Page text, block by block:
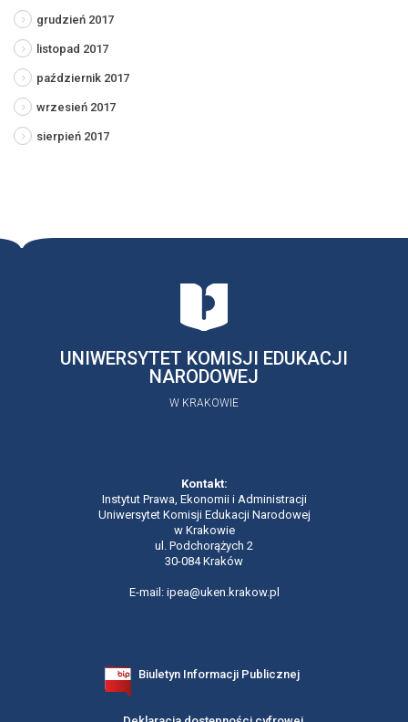
grudzień 2017
listopad 2017
październik 2017
wrzesień 2017
sierpień 2017
UNIWERSYTET KOMISJI EDUKACJI
NARODOWEJ
W KRAKOWIE
Kontakt:
Instytut Prawa, Ekonomii i Administracji
Uniwersytet Komisji Edukacji Narodowej
w Krakowie
ul. Podchorążych 2
30-084 Kraków
E-mail: ipea@uken.krakow.pl
Biuletyn Informacji Publicznej